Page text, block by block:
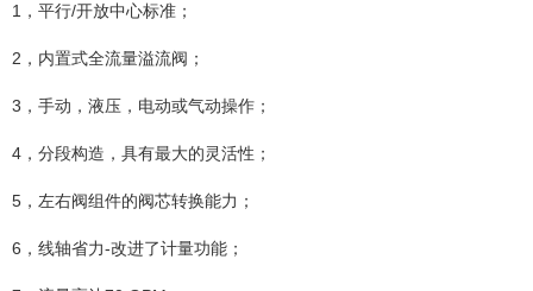
1 ，平行/开放中心标准；
2 ，内置式全流量溢流阀；
3 ，手动，液压，电动或气动操作；
4 ，分段构造，具有最大的灵活性；
5 ，左右阀组件的阀芯转换能力；
6 ，线轴省力-改进了计量功能；